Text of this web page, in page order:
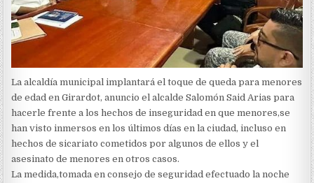
La alcaldía municipal implantará el toque de queda para menores
de edad en Girardot, anuncio el alcalde Salomón Said Arias para
hacerle frente a los hechos de inseguridad en que menores,se
han visto inmersos en los últimos días en la ciudad, incluso en
hechos de sicariato cometidos por algunos de ellos y el
asesinato de menores en otros casos.
La medida,tomada en consejo de seguridad efectuado la noche